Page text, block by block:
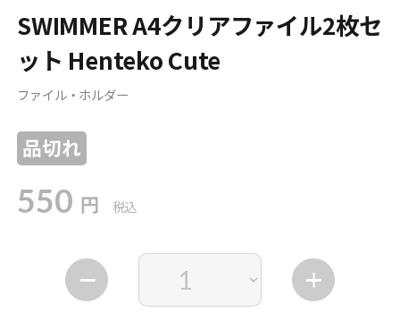
SWIMMER A4クリアファイル2枚セ
ット Henteko Cute
ファイル・ホルダー
品切れ
550 円 税込